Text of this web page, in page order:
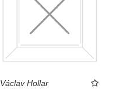
Václav Hollar